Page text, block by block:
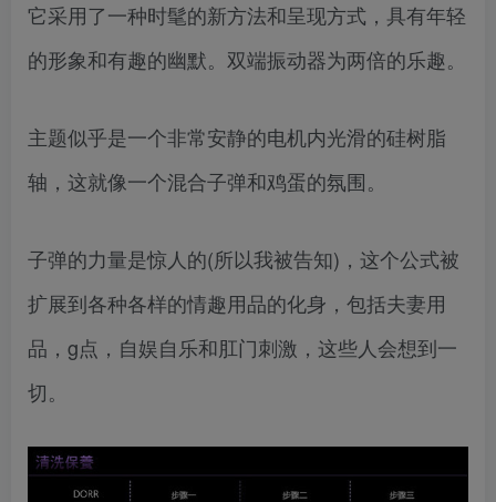
它采用了一种时髦的新方法和呈现方式，具有年轻
的形象和有趣的幽默。双端振动器为两倍的乐趣。
主题似乎是一个非常安静的电机内光滑的硅树脂
轴，这就像一个混合子弹和鸡蛋的氛围。
子弹的力量是惊人的(所以我被告知)，这个公式被
扩展到各种各样的情趣用品的化身，包括夫妻用
品，g点，自娱自乐和肛门刺激，这些人会想到一
切。